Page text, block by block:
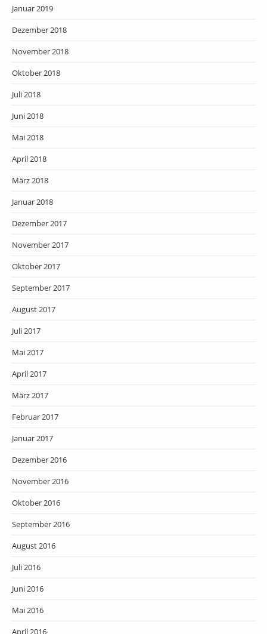
Januar 2019
Dezember 2018
November 2018
Oktober 2018
Juli 2018
Juni 2018
Mai 2018
April 2018
März 2018
Januar 2018
Dezember 2017
November 2017
Oktober 2017
September 2017
August 2017
Juli 2017
Mai 2017
April 2017
März 2017
Februar 2017
Januar 2017
Dezember 2016
November 2016
Oktober 2016
September 2016
August 2016
Juli 2016
Juni 2016
Mai 2016
April 2016